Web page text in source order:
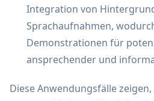
Integration von
Sprachaufnahmen,
Demonstrationen für
ansprechender und
Diese Anwendungsfälle